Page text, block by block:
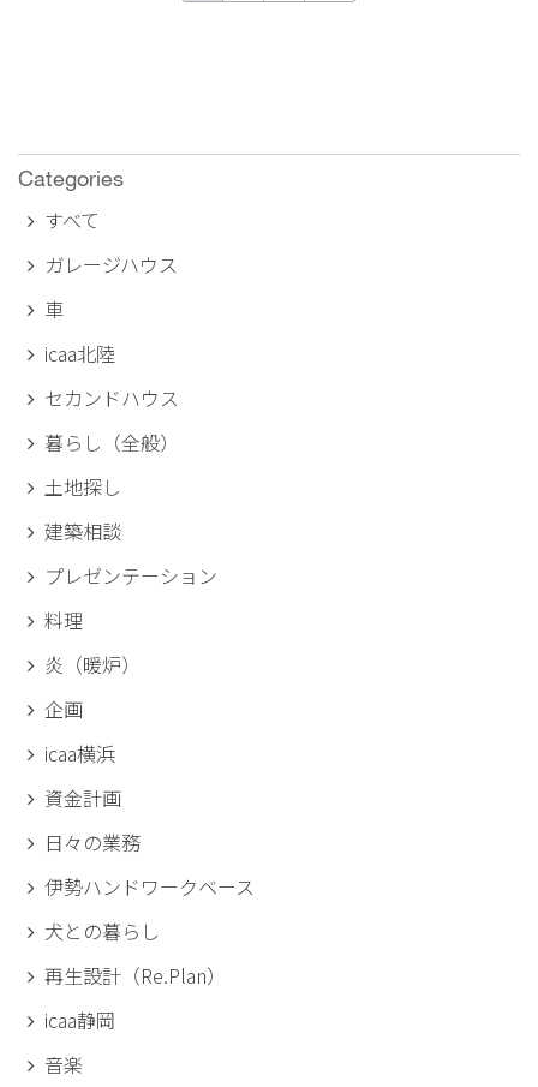
Categories
すべて
ガレージハウス
車
icaa北陸
セカンドハウス
暮らし（全般）
土地探し
建築相談
プレゼンテーション
料理
炎（暖炉）
企画
icaa横浜
資金計画
日々の業務
伊勢ハンドワークベース
犬との暮らし
再生設計（Re.Plan）
icaa静岡
音楽